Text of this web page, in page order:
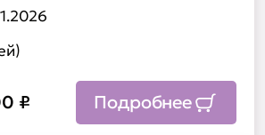
₽ Подробнее